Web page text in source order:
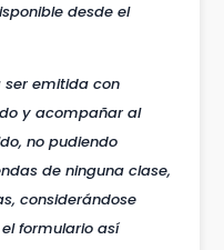
desde el
ser emitida con
y acompañar al
no pudiendo
de ninguna clase,
considerándose
formulario así